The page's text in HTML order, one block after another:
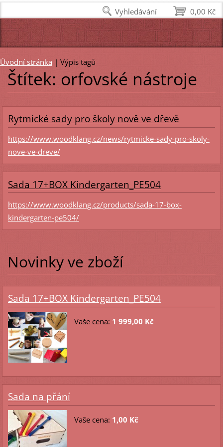
Úvodní stránka | Výpis tagů
Štítek: orfovské nástroje
Rytmické sady pro školy nově ve dřevě
https://www.woodklang.cz/news/rytmicke-sady-pro-skoly-
nove-ve-dreve/
Sada 17+BOX Kindergarten_PE504
https://www.woodklang.cz/products/sada-17-box-
kindergarten-pe504/
Novinky ve zboží
Sada 17+BOX Kindergarten_PE504
Vaše cena: 1 999,00 Kč
Sada na přání
Vaše cena: 1,00 Kč
0,00 Kč
Vyhledávání